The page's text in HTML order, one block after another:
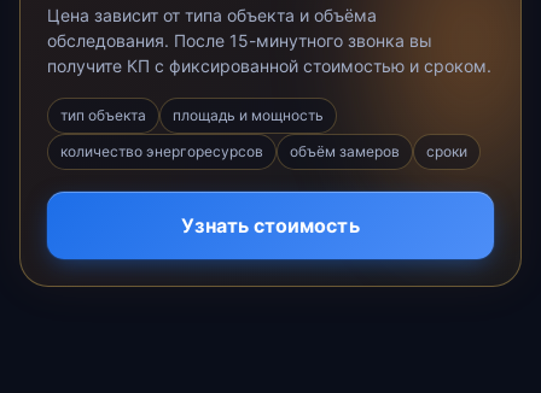
Цена зависит от типа объекта и объёма
обследования. После 15-минутного звонка вы
получите КП с фиксированной стоимостью и сроком.
тип объекта
площадь и мощность
количество энергоресурсов
объём замеров сроки
Узнать стоимость